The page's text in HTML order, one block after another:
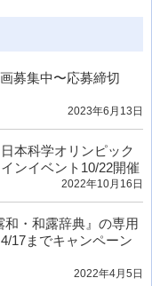
募集中〜応募締切
2023年6月13日
本科学オリンピック
ンイベント10/22開催
2022年10月16日
和・和露辞典』の専用
17までキャンペーン
2022年4月5日